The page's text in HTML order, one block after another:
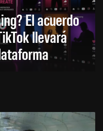
El acuerdo
llevará